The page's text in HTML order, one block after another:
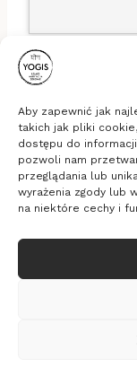
Aby zapewnić jak
takich jak pliki
dostępu do
pozwoli nam
przeglądania lub
wyrażenia zgody lub
na niektóre cechy i
ul. Długa 16b/
KRS:
© 2026 Yogis -